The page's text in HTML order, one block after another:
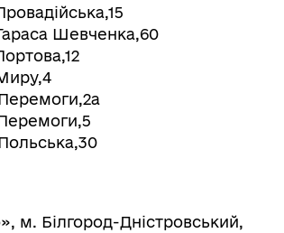
Шевченка,60
м. Білгород-Дністровський,